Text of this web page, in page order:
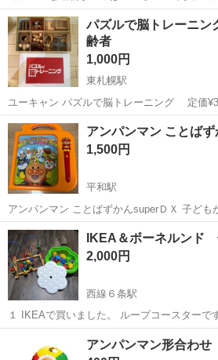
ルクル回したりする取り外し可能なおもちゃがあ
イトも付く物ですが、付いたり付かなかったりします。
自宅前まで取りに来ていただけ...
北海道 札幌市 札幌駅 おもちゃ
パズルで脳トレーニ
齢者
1,000円
東札幌駅
ユーキャン パズルで脳トレーニング 定価¥31680 説明書3冊
度は少ないです。 #誕生日プレゼン
北海道 札幌市 東札幌駅 おもちゃ
アンパンマン
1,500円
平和駅
アンパンマン ことばずかんsuperＤＸ 子どもが1年ほど遊んでいました
ページと本体が離れてしまっていますが、問
北海道 札幌市 おもちゃ
IKEA＆ボーネルンド
2,000円
西線６条駅
１ IKEAで買いました。 ループコースターで
はないと思います。 縦：25cmくらい 横：
くらい サイズ大きめで、インテリアにも可愛いです。 ２
西線６条駅 おもちゃ
アンパンマン形合わせ